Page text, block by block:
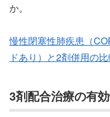
か。
慢性閉塞性肺疾患（
ドあり）と2剤併用の
3剤配合治療の有